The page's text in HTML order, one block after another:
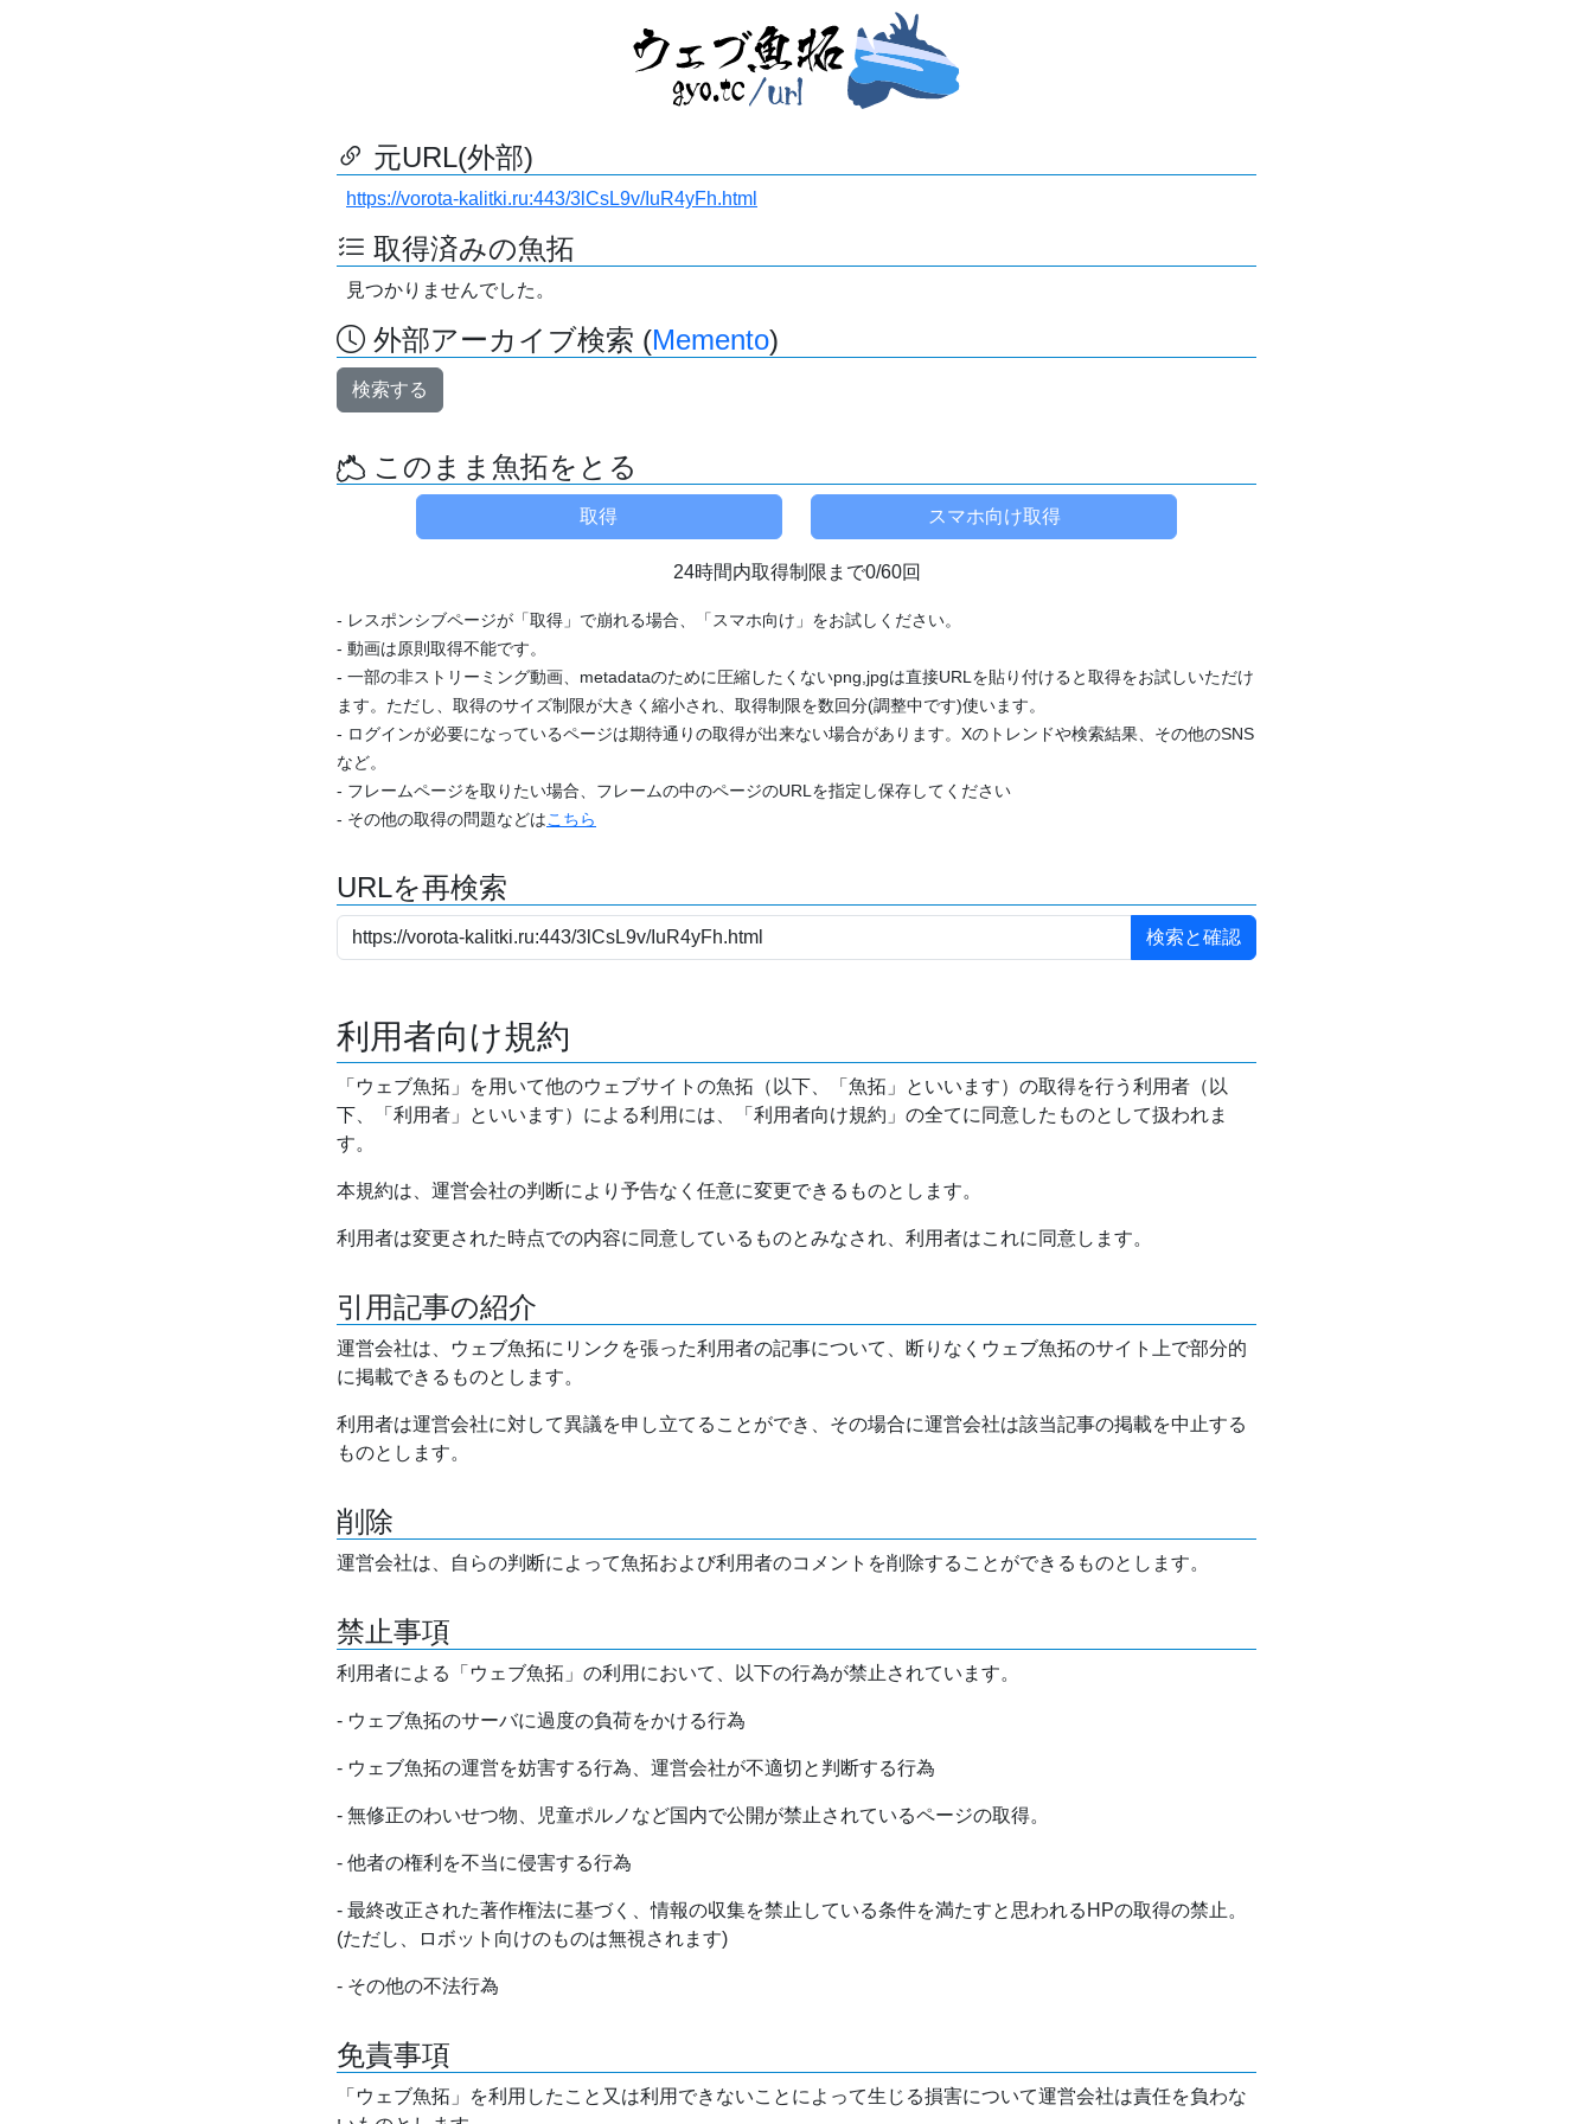
元URL(外部)
https://vorota-kalitki.ru:443/3lCsL9v/IuR4yFh.html
取得済みの魚拓
見つかりませんでした。
外部アーカイブ検索 (Memento)
検索する
このまま魚拓をとる
24時間内取得制限まで0/60回
- レスポンシブページが「取得」で崩れる場合、「スマホ向け」をお試しください。
- 動画は原則取得不能です。
- 一部の非ストリーミング動画、metadataのために圧縮したくないpng,jpgは直接URLを貼り付けると取得をお試しいただけ
ます。ただし、取得のサイズ制限が大きく縮小され、取得制限を数回分(調整中です)使います。
- ログインが必要になっているページは期待通りの取得が出来ない場合があります。Xのトレンドや検索結果、その他のSNS
など。
- フレームページを取りたい場合、フレームの中のページのURLを指定し保存してください
- その他の取得の問題などはこちら
URLを再検索
利用者向け規約
「ウェブ魚拓」を用いて他のウェブサイトの魚拓（以下、「魚拓」といいます）の取得を行う利用者（以
下、「利用者」といいます）による利用には、「利用者向け規約」の全てに同意したものとして扱われま
す。
本規約は、運営会社の判断により予告なく任意に変更できるものとします。
利用者は変更された時点での内容に同意しているものとみなされ、利用者はこれに同意します。
引用記事の紹介
運営会社は、ウェブ魚拓にリンクを張った利用者の記事について、断りなくウェブ魚拓のサイト上で部分的
に掲載できるものとします。
利用者は運営会社に対して異議を申し立てることができ、その場合に運営会社は該当記事の掲載を中止する
ものとします。
削除
運営会社は、自らの判断によって魚拓および利用者のコメントを削除することができるものとします。
禁止事項
利用者による「ウェブ魚拓」の利用において、以下の行為が禁止されています。
- ウェブ魚拓のサーバに過度の負荷をかける行為
- ウェブ魚拓の運営を妨害する行為、運営会社が不適切と判断する行為
- 無修正のわいせつ物、児童ポルノなど国内で公開が禁止されているページの取得。
- 他者の権利を不当に侵害する行為
- 最終改正された著作権法に基づく、情報の収集を禁止している条件を満たすと思われるHPの取得の禁止。
(ただし、ロボット向けのものは無視されます)
- その他の不法行為
免責事項
「ウェブ魚拓」を利用したこと又は利用できないことによって生じる損害について運営会社は責任を負わな